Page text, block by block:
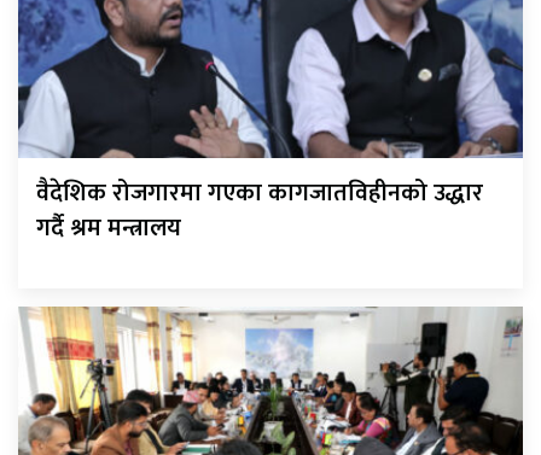
वैदेशिक रोजगारमा गएका कागजातविहीनको उद्धार
गर्दै श्रम मन्त्रालय